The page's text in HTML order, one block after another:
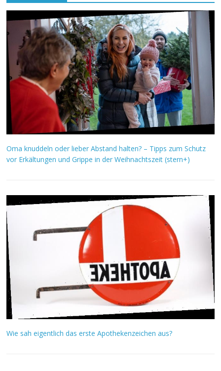
Oma knuddeln oder lieber Abstand halten? – Tipps zum Schutz
vor Erkältungen und Grippe in der Weihnachtszeit (stern+)
Wie sah eigentlich das erste Apothekenzeichen aus?